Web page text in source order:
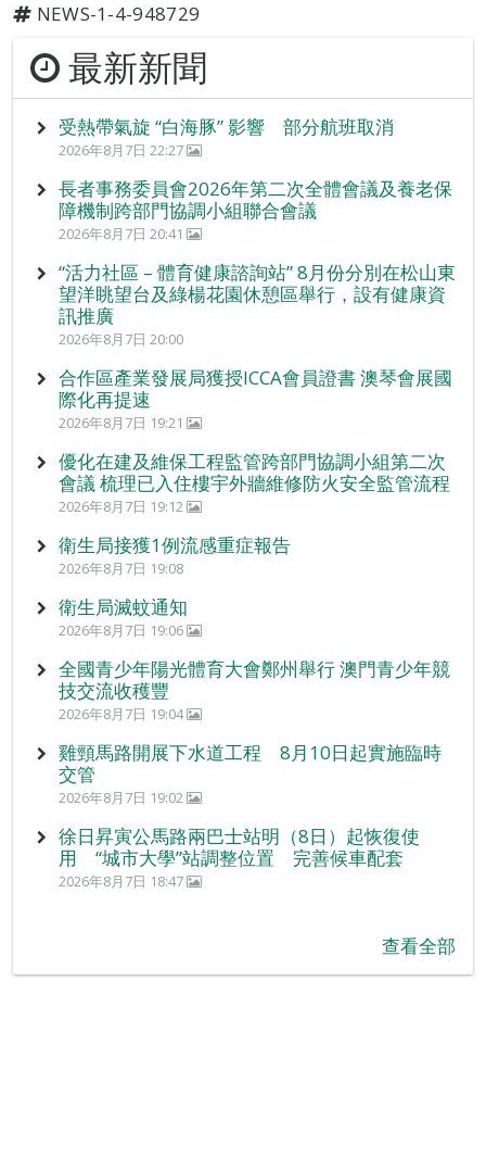
NEWS-1-4-948729
最新新聞
受熱帶氣旋 “白海豚” 影響 部分航班取消
2026年8月7日 22:27
長者事務委員會2026年第二次全體會議及養老保
障機制跨部門協調小組聯合會議
2026年8月7日 20:41
“活力社區 – 體育健康諮詢站” 8月份分別在松山東
望洋眺望台及綠楊花園休憩區舉行，設有健康資
訊推廣
2026年8月7日 20:00
合作區產業發展局獲授ICCA會員證書 澳琴會展國
際化再提速
2026年8月7日 19:21
優化在建及維保工程監管跨部門協調小組第二次
會議 梳理已入住樓宇外牆維修防火安全監管流程
2026年8月7日 19:12
衛生局接獲1例流感重症報告
2026年8月7日 19:08
衛生局滅蚊通知
2026年8月7日 19:06
全國青少年陽光體育大會鄭州舉行 澳門青少年競
技交流收穫豐
2026年8月7日 19:04
雞頸馬路開展下水道工程 8月10日起實施臨時
交管
2026年8月7日 19:02
徐日昇寅公馬路兩巴士站明（8日）起恢復使
用 “城市大學”站調整位置 完善候車配套
2026年8月7日 18:47
查看全部